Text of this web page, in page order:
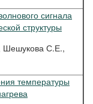
сигнала
структуры
Шешукова С.Е.,
температуры